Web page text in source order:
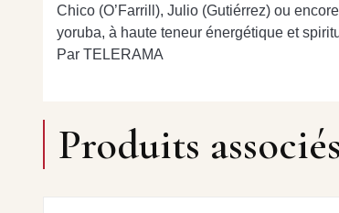
Chico (O’Farrill), Julio (Gutiérrez) ou
yoruba, à haute teneur énergétique et
Par TELERAMA
Produits associés